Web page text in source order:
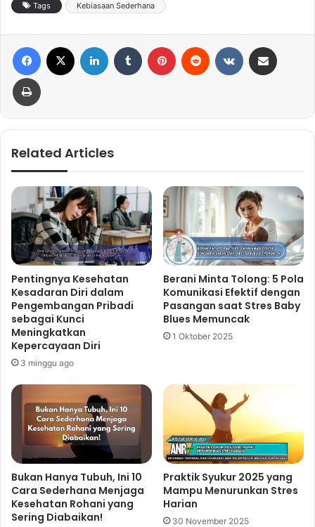
Tags Kebiasaan Sederhana
Related Articles
Pentingnya Kesehatan
Kesadaran Diri dalam
Pengembangan Pribadi
sebagai Kunci
Meningkatkan
Kepercayaan Diri
3 minggu ago
Berani Minta Tolong: 5 Pola
Komunikasi Efektif dengan
Pasangan saat Stres Baby
Blues Memuncak
1 Oktober 2025
Bukan Hanya Tubuh, Ini 10
Cara Sederhana Menjaga
Kesehatan Rohani yang
Sering Diabaikan!
Praktik Syukur 2025 yang
Mampu Menurunkan Stres
Harian
30 November 2025